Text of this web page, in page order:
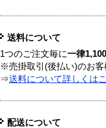
送料について
1つのご注文毎に一律
※売掛取引(後払い)のお客
⇒送料について詳しくは
配送について